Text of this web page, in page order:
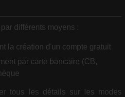
différents moyens :
la création d'un compte gratuit
par carte bancaire (CB,
tous les détails sur les modes